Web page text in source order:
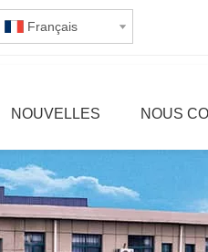
Français
NOUVELLES NOUS